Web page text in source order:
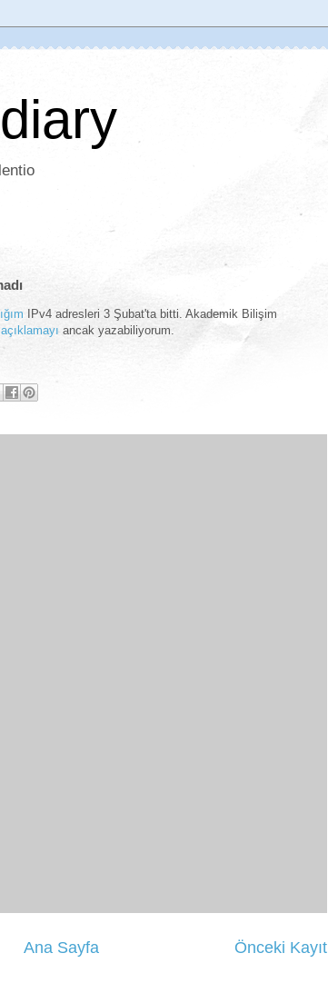
IPv4 adresleri 3 Şubat'ta bitti. Akademik Bilişim
açıklamayı ancak yazabiliyorum.
Önceki Kayıt
Ana Sayfa